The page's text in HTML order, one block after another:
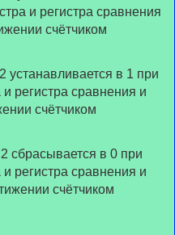
и регистра сравнения
счётчиком
и регистра сравнения и
счётчиком
и регистра сравнения и
счётчиком